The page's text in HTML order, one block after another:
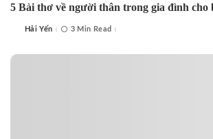
5 Bài thơ về người thân trong gia đình cho
PostedHải Yến 3 Min Read